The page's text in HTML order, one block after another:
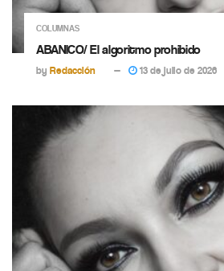
COLUMNAS
ABANICO/ El algoritmo prohibido
by Redacción 13 de julio de 2026